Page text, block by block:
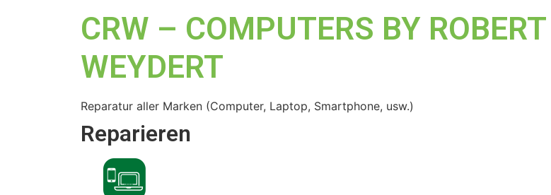
CRW – COMPUTERS BY ROBERT
WEYDERT
Reparatur aller Marken (Computer, Laptop, Smartphone, usw.)
Reparieren